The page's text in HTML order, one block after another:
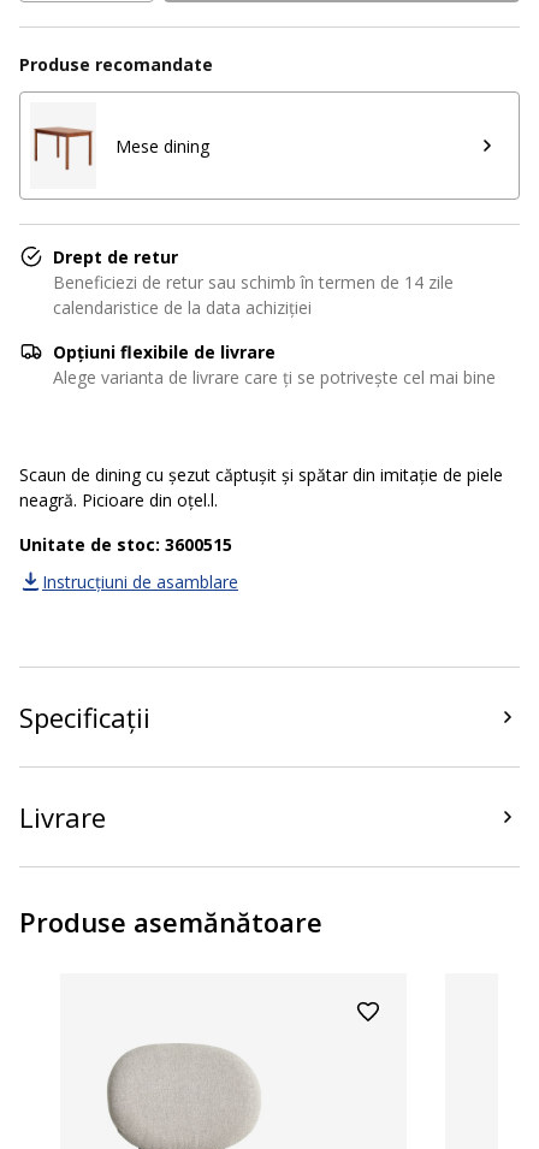
Produse recomandate
Mese dining
Drept de retur
Beneficiezi de retur sau schimb în termen de 14 zile
calendaristice de la data achiziției
Opțiuni flexibile de livrare
Alege varianta de livrare care ți se potrivește cel mai bine
Scaun de dining cu șezut căptușit și spătar din imitație de piele
neagră. Picioare din oțel.l.
Unitate de stoc: 3600515
Instrucțiuni de asamblare
Specificații
Livrare
Produse asemănătoare